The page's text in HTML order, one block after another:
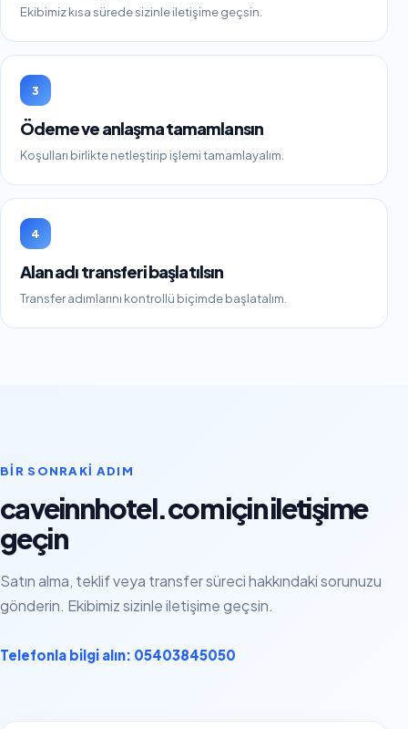
Ekibimiz kısa sürede sizinle iletişime geçsin.
3
Ödeme ve anlaşma tamamlansın
Koşulları birlikte netleştirip işlemi tamamlayalım.
4
Alan adı transferi başlatılsın
Transfer adımlarını kontrollü biçimde başlatalım.
BIR SONRAKI ADIM
caveinnhotel.com için iletişime
geçin
Satın alma, teklif veya transfer süreci hakkındaki sorunuzu
gönderin. Ekibimiz sizinle iletişime geçsin.
Telefonla bilgi alın: 05403845050